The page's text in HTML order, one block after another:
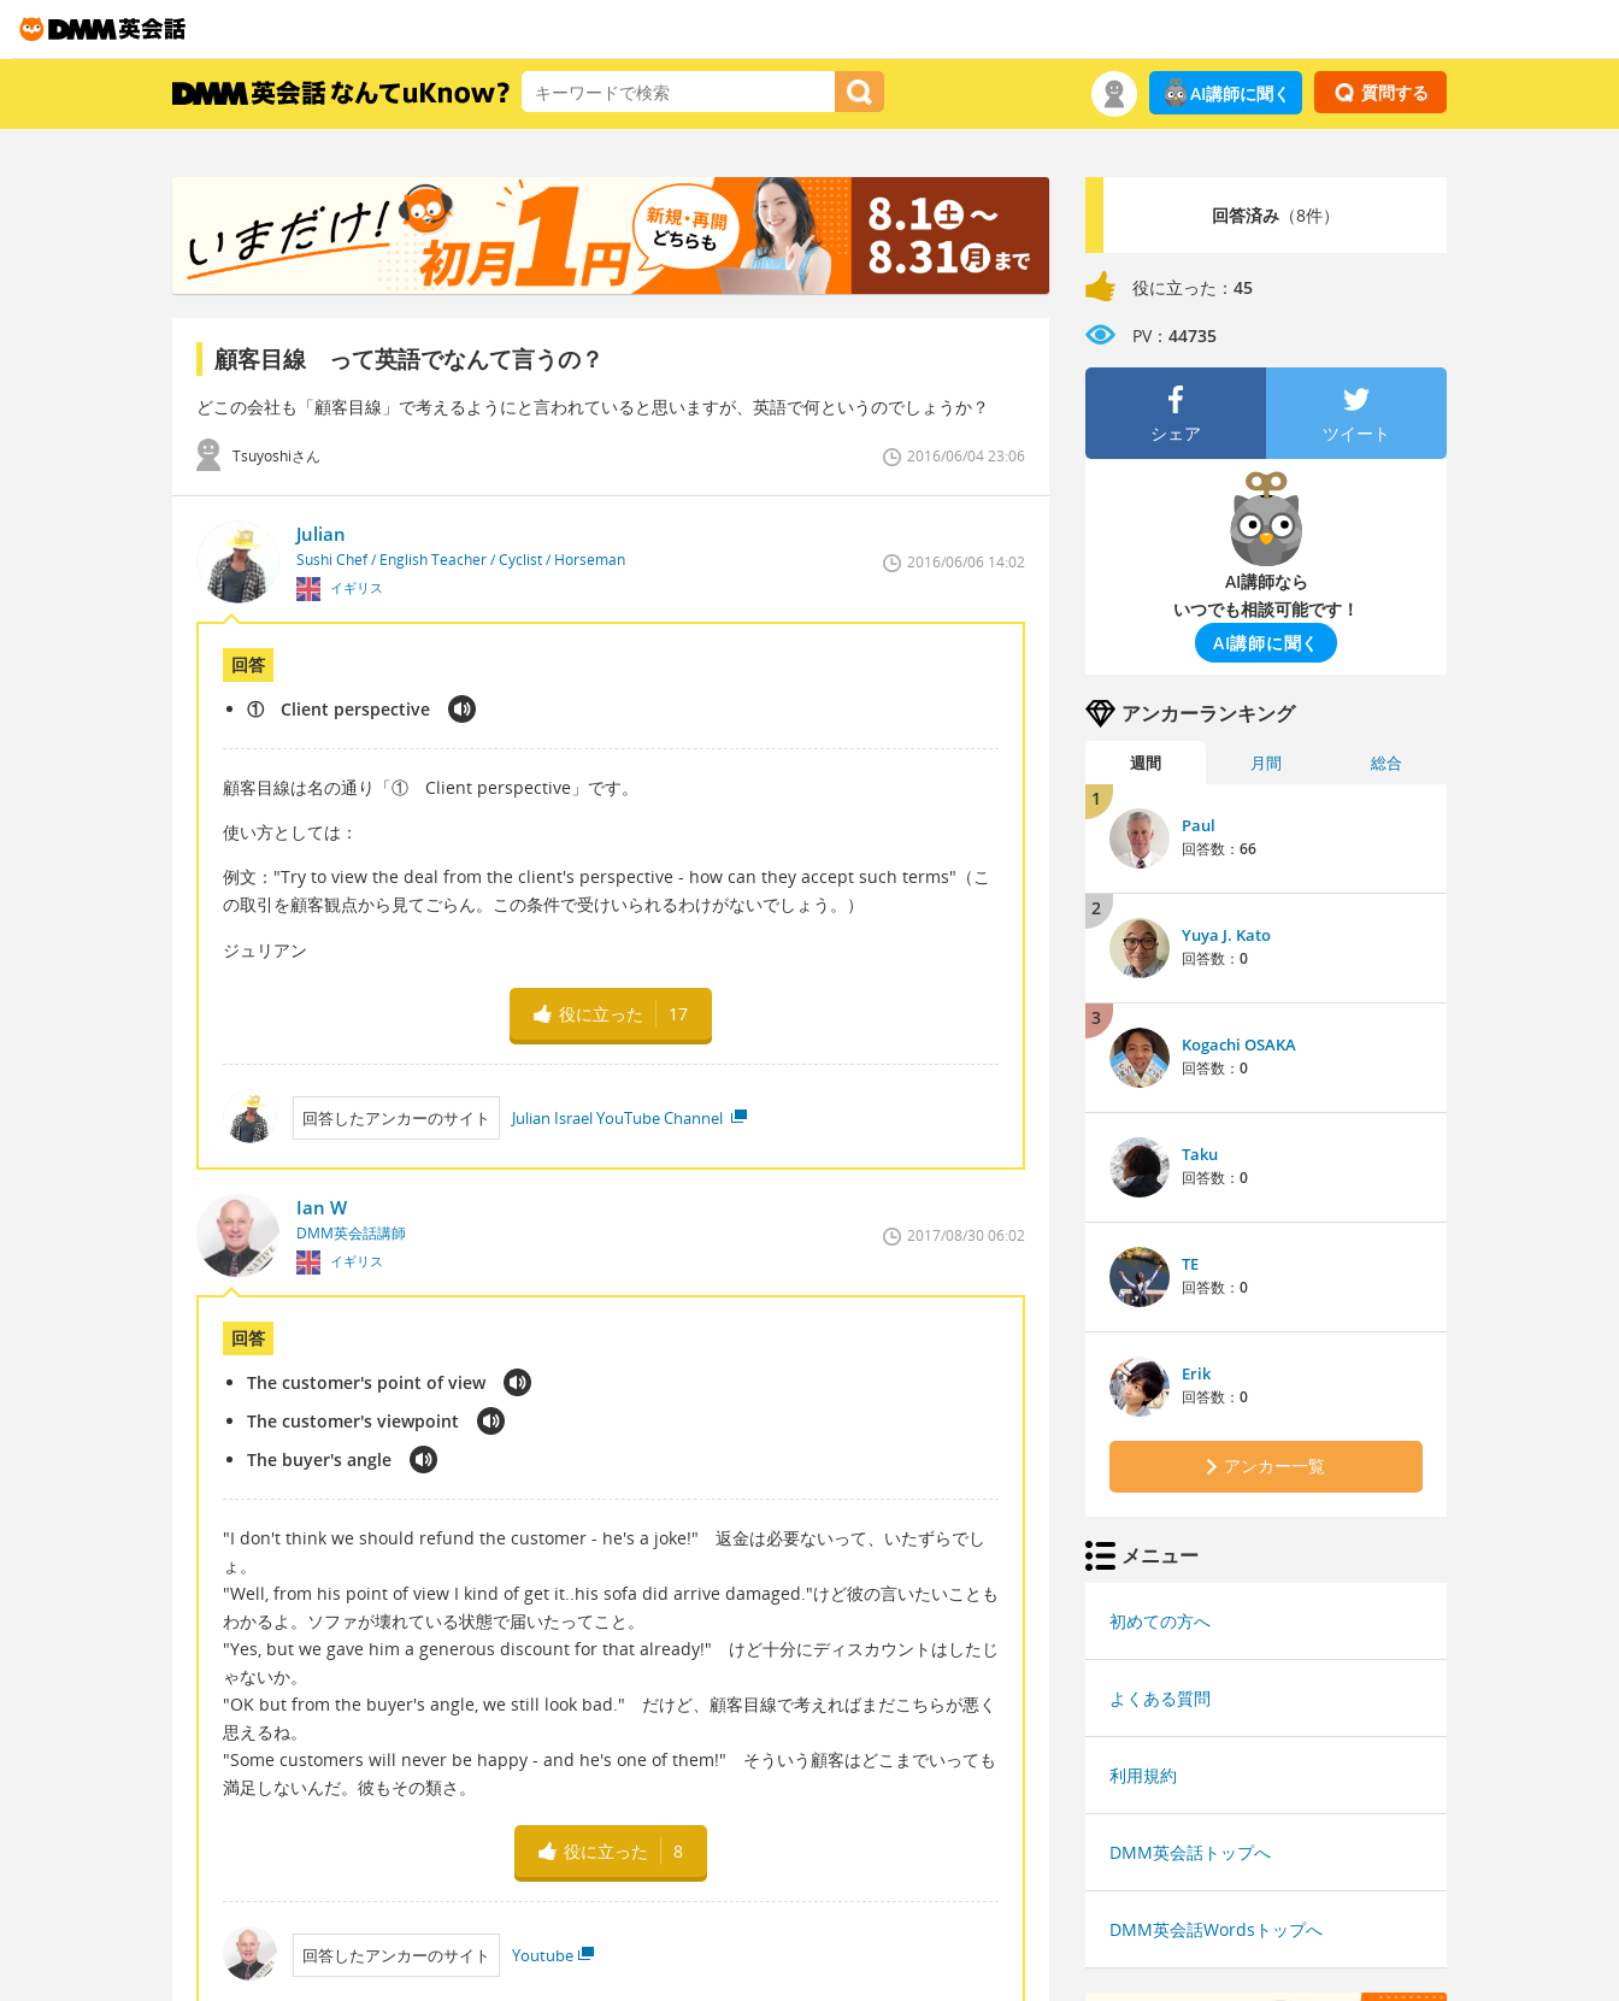
質問する
AI講師に聞く
顧客目線 って英語でなんて言うの？
どこの会社も「顧客目線」で考えるようにと言われていると思いますが、英語で何というのでしょうか？
Tsuyoshiさん 2016/06/04 23:06
Julian
Sushi Chef / English Teacher / Cyclist / Horseman
イギリス
2016/06/06 14:02
回答
① Client perspective
顧客目線は名の通り「① Client perspective」です。
使い方としては：
例文："Try to view the deal from the client's perspective - how can they accept such terms"（こ
の取引を顧客観点から見てごらん。この条件で受けいられるわけがないでしょう。）
ジュリアン
役に立った 17
回答したアンカーのサイト Julian Israel YouTube Channel
Ian W
DMM英会話講師
イギリス
2017/08/30 06:02
回答
The customer's point of view
The customer's viewpoint
The buyer's angle
"I don't think we should refund the customer - he's a joke!" 返金は必要ないって、いたずらでし
ょ。
"Well, from his point of view I kind of get it..his sofa did arrive damaged."けど彼の言いたいことも
わかるよ。ソファが壊れている状態で届いたってこと。
"Yes, but we gave him a generous discount for that already!" けど十分にディスカウントはしたじ
ゃないか。
"OK but from the buyer's angle, we still look bad." だけど、顧客目線で考えればまだこちらが悪く
思えるね。
"Some customers will never be happy - and he's one of them!" そういう顧客はどこまでいっても
満足しないんだ。彼もその類さ。
役に立った 8
回答したアンカーのサイト Youtube
回答済み（8件）
役に立った： 45
PV： 44735
シェア ツイート
AI講師なら
いつでも相談可能です！
AI講師に聞く
アンカーランキング
週間 月間 総合
1
Paul
回答数： 66
2
Yuya J. Kato
回答数： 0
3
Kogachi OSAKA
回答数： 0
Taku
回答数： 0
TE
回答数： 0
Erik
回答数： 0
アンカー一覧
メニュー
初めての方へ
よくある質問
利用規約
DMM英会話トップへ
DMM英会話Wordsトップへ